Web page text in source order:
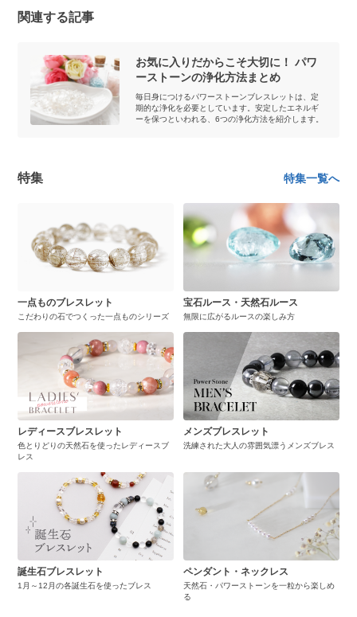
関連する記事
お気に入りだからこそ大切に！ パワ
ーストーンの浄化方法まとめ
毎日身につけるパワーストーンブレスレットは、定
期的な浄化を必要としています。安定したエネルギ
ーを保つといわれる、6つの浄化方法を紹介します。
特集 特集一覧へ
一点ものブレスレット
こだわりの石でつくった一点ものシリーズ
宝石ルース・天然石ルース
無限に広がるルースの楽しみ方
レディースブレスレット
色とりどりの天然石を使ったレディースブ
レス
メンズブレスレット
洗練された大人の雰囲気漂うメンズブレス
誕生石ブレスレット
1月～12月の各誕生石を使ったブレス
ペンダント・ネックレス
天然石・パワーストーンを一粒から楽しめ
る